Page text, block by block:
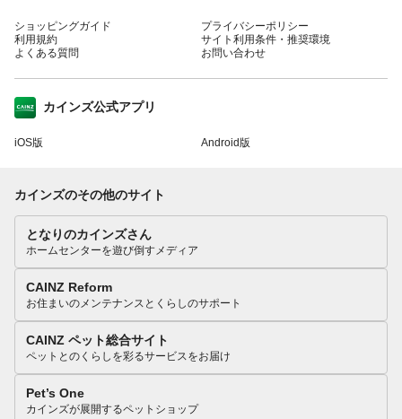
ショッピングガイド
利用規約
よくある質問
プライバシーポリシー
サイト利用条件・推奨環境
お問い合わせ
カインズ公式アプリ
iOS版 Android版
カインズのその他のサイト
となりのカインズさん
ホームセンターを遊び倒すメディア
CAINZ Reform
お住まいのメンテナンスとくらしのサポート
CAINZ ペット総合サイト
ペットとのくらしを彩るサービスをお届け
Pet’s One
カインズが展開するペットショップ